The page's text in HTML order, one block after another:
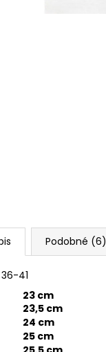
Podobné (6)
41
23 cm
23,5 cm
24 cm
25 cm